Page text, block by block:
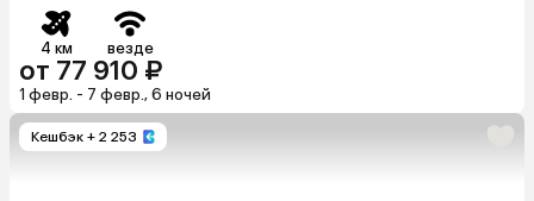
4 км везде
от 77 910 ₽
1 февр. - 7 февр., 6 ночей
Кешбэк + 2 253